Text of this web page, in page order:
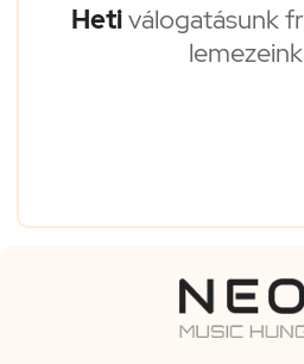
Hetiválogatásunk